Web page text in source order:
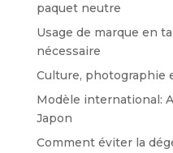
paquet neutre
Usage de marque en
nécessaire
Culture, photographie
Modèle international:
Japon
Comment éviter la